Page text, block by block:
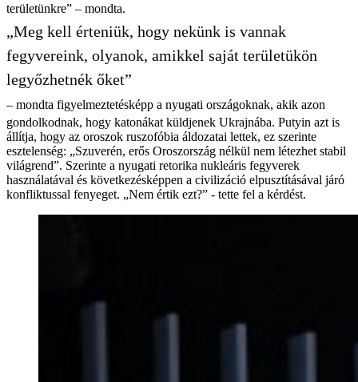
területünkre” – mondta.
„Meg kell érteniük, hogy nekünk is vannak
fegyvereink, olyanok, amikkel saját területükön
legyőzhetnék őket”
– mondta figyelmeztetésképp a nyugati országoknak, akik azon
gondolkodnak, hogy katonákat küldjenek Ukrajnába. Putyin azt is
állítja, hogy az oroszok ruszofóbia áldozatai lettek, ez szerinte
esztelenség: „Szuverén, erős Oroszország nélkül nem létezhet stabil
világrend”. Szerinte a nyugati retorika nukleáris fegyverek
használatával és következésképpen a civilizáció elpusztításával járó
konfliktussal fenyeget. „Nem értik ezt?” - tette fel a kérdést.